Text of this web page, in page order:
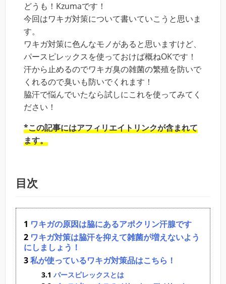
どうも！Kzumaです！
今回はワキガ対策について書いていこうと思いま
す。
ワキガ対策に色んなモノがあると思いますけど、
パースピレックスを使っておけば概ねOKです！
汗から止めるのでワキガ臭の雑菌の繁殖を防いで
くれるので臭いも防いでくれます！
脇汗で悩んでいたなら試しにこれを使ってみてく
ださい！
*この記事にはアフィリエイトリンクが含まれて
ます。
目次
ワキガの原因は脇にあるアポクリン汗腺です
ワキガ対策は脇汗を抑えて雑菌が増えないよう
にしましょう！
私が使っているワキガ対策品はこちら！
パースピレックスとは